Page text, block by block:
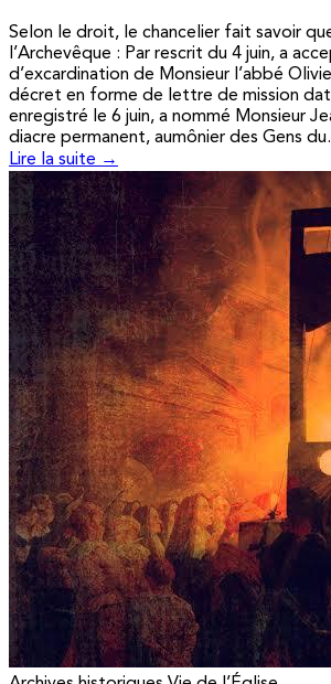
Selon le droit, le chancelier fait savoir
l’Archevêque : Par rescrit du 4 juin, a
d’excardination de Monsieur l’abbé
décret en forme de lettre de mission
enregistré le 6 juin, a nommé Monsieur
diacre permanent, aumônier des Gens
Lire la suite →